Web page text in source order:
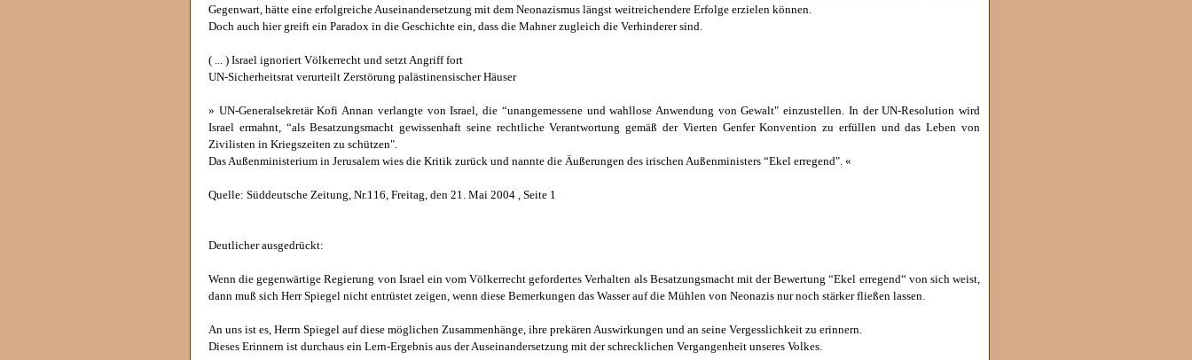
Gegenwart, hätte eine erfolgreiche Auseinandersetzung mit dem Neonazismus längst weitreichendere Erfolge erzielen können.
Doch auch hier greift ein Paradox in die Geschichte ein, dass die Mahner zugleich die Verhinderer sind.
( ... ) Israel ignoriert Völkerrecht und setzt Angriff fort
UN-Sicherheitsrat verurteilt Zerstörung palästinensischer Häuser
» UN-Generalsekretär Kofi Annan verlangte von Israel, die “unangemessene und wahllose Anwendung von Gewalt" einzustellen. In der UN-Resolution wird
Israel ermahnt, “als Besatzungsmacht gewissenhaft seine rechtliche Verantwortung gemäß der Vierten Genfer Konvention zu erfüllen und das Leben von
Zivilisten in Kriegszeiten zu schützen".
Das Außenministerium in Jerusalem wies die Kritik zurück und nannte die Äußerungen des irischen Außenministers “Ekel erregend". «
Quelle: Süddeutsche Zeitung, Nr.116, Freitag, den 21. Mai 2004 , Seite 1
Deutlicher ausgedrückt:
Wenn die gegenwärtige Regierung von Israel ein vom Völkerrecht gefordertes Verhalten als Besatzungsmacht mit der Bewertung “Ekel erregend“ von sich weist,
dann muß sich Herr Spiegel nicht entrüstet zeigen, wenn diese Bemerkungen das Wasser auf die Mühlen von Neonazis nur noch stärker fließen lassen.
An uns ist es, Herrn Spiegel auf diese möglichen Zusammenhänge, ihre prekären Auswirkungen und an seine Vergesslichkeit zu erinnern.
Dieses Erinnern ist durchaus ein Lern-Ergebnis aus der Auseinandersetzung mit der schrecklichen Vergangenheit unseres Volkes.